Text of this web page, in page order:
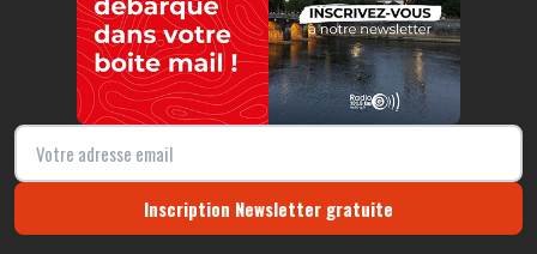
Inscription Newsletter gratuite